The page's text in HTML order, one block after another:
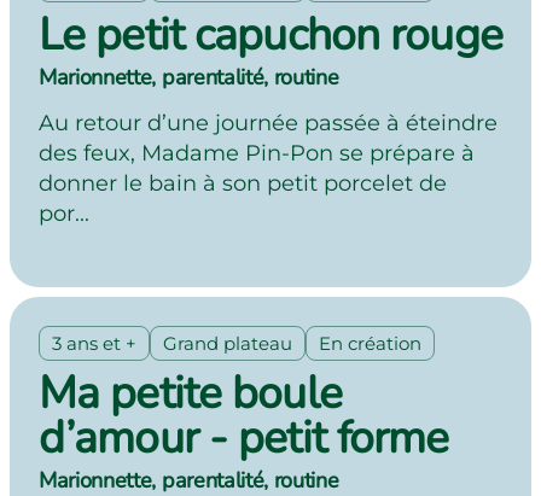
Le petit capuchon rouge
Marionnette, parentalité, routine
Au retour d’une journée passée à éteindre
des feux, Madame Pin-Pon se prépare à
donner le bain à son petit porcelet de
por...
3 ans et + Grand plateau En création
Ma petite boule
d’amour - petit forme
Marionnette, parentalité, routine